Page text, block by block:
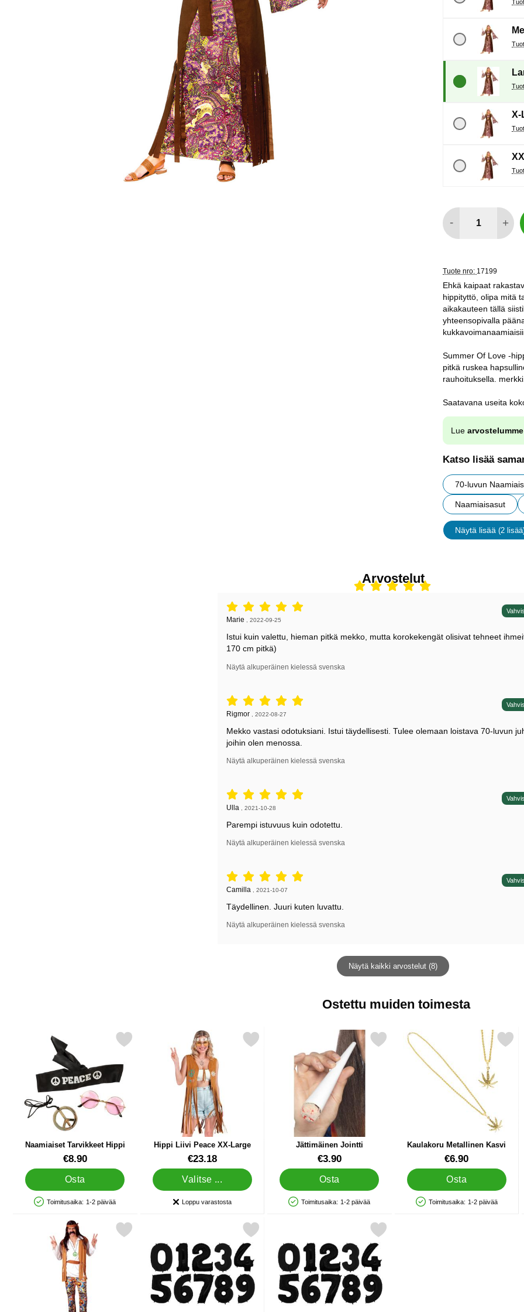
X-
- +
Tuote nro: 17199
Ehkä kaipaat
hippityttö, olipa mitä
aikakauteen tällä
yhteensopivalla
Summer Of Love -
pitkä ruskea
rauhoituksella. merkki.
Saatavana useita
Lue arvostelumme
Katso lisää
70-luvun
Naamiaisasut
Näytä lisää (2
Arvostelut
Arvostelu: 5 tähdet / 5,
Arvostelun kirjoittaja:
Marie , 2022-09-25
Istui kuin valettu, hieman pitkä mekko, mutta korokekengät olisivat tehneet
170 cm pitkä)
Näytä alkuperäinen kielessä svenska
Arvostelu: 5 tähdet / 5,
Arvostelun kirjoittaja:
Rigmor 2022-08-27
Mekko vastasi odotuksiani. Istui täydellisesti. Tulee olemaan loistava 70-luvun
joihin olen menossa.
Näytä alkuperäinen kielessä svenska
Arvostelu: 5 tähdet / 5,
Arvostelun kirjoittaja:
Ulla 2021-10-28
Parempi istuvuus kuin odotettu.
Näytä alkuperäinen kielessä svenska
Arvostelu: 5 tähdet / 5,
Arvostelun kirjoittaja:
Camilla 2021-10-07
Täydellinen. Juuri kuten luvattu.
Näytä alkuperäinen kielessä svenska
Näytä kaikki arvostelut (8)
Ostettu muiden toimesta
Naamiaiset Tarvikkeet Hippi
Tuote.nro 42859€8.90
Osta
Saatavuus: Varastossa
Toimitusaika: 1-2 päivää
Merkitse naamiaiset Tarvikkeet Hippi suosikiksi
Hippi Liivi Peace XX-Large
Tuote.nro 85507€23.18
Valitse ...
Saatavuus:
Loppu varastosta
Merkitse hippi Liivi Peace XX-Large suosikiksi
Jättimäinen Jointti
Tuote.nro 1050€3.90
Osta
Saatavuus: Varastossa
Toimitusaika: 1-2 päivää
Merkitse jättimäinen Jointti suosikiksi
Kaulakoru Metallinen Kasvi
Tuote.nro 13045€6.90
Osta
Saatavuus: Varastossa
Toimitusaika: 1-2 päivää
Merkitse kaulakoru
Merkitse woodstock Hippi Naamiaisasu Large suosikiksiMerkitse numeroilmapallo Musta suosikiksiMerkitse numeroilmapallo Neljä Musta suosikiksi